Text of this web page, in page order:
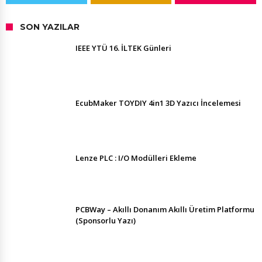
SON YAZILAR
IEEE YTÜ 16. İLTEK Günleri
EcubMaker TOYDIY 4in1 3D Yazıcı İncelemesi
Lenze PLC : I/O Modülleri Ekleme
PCBWay – Akıllı Donanım Akıllı Üretim Platformu
(Sponsorlu Yazı)